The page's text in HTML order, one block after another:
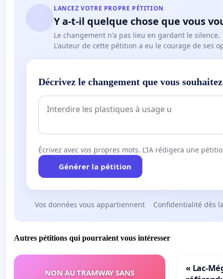
LANCEZ VOTRE PROPRE PÉTITION
Y a-t-il quelque chose que vous
Le changement n'a pas lieu en gardant le silence.
L'auteur de cette pétition a eu le courage de ses
Décrivez le changement que vous
Écrivez avec vos propres mots. L’IA rédigera une
Générer la pétition
Vos données vous appartiennent Confidentialité dès
Autres pétitions qui pourraient vous intéresser
NON AU TRAMWAY SANS
« Lac-